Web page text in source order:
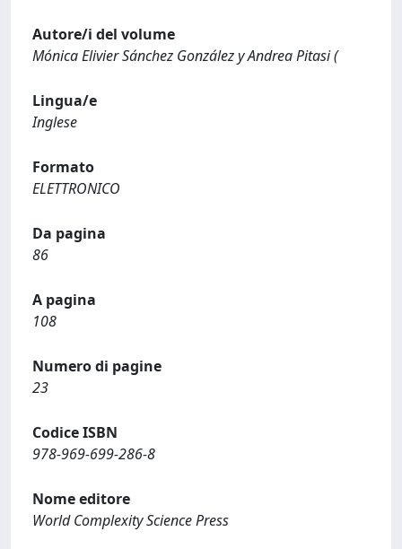
Autore/i del volume
Mónica Elivier Sánchez González y Andrea Pitasi (
Lingua/e
Inglese
Formato
ELETTRONICO
Da pagina
86
A pagina
108
Numero di pagine
23
Codice ISBN
978-969-699-286-8
Nome editore
World Complexity Science Press